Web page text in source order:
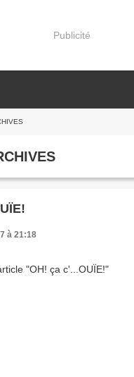
Publicité
à 21:18